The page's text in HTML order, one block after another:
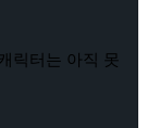
릭터는 아직 못